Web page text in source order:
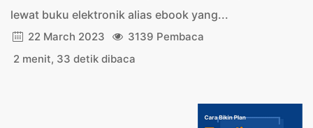
lewat buku elektronik alias ebook yang...
22 March 2023
3139 Pembaca
2 menit, 33 detik dibaca